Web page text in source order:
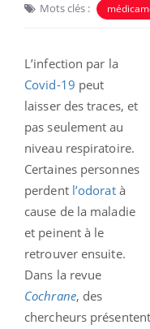
Mots clés :
L’infection par la
Covid-19 peut
laisser des traces, et
pas seulement au
niveau respiratoire.
Certaines personnes
perdent l’odoratà
cause de la maladie
et peinent à le
retrouver ensuite.
Dans la revue
Cochrane, des
chercheurs